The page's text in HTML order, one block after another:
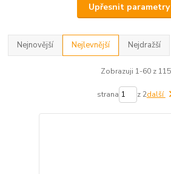
Upřesnit parametry
Nejnovější Nejlevnější Nejdražší
Zobrazuji 1-60 z 115
strana z 2další